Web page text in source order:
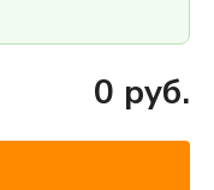
0 руб.